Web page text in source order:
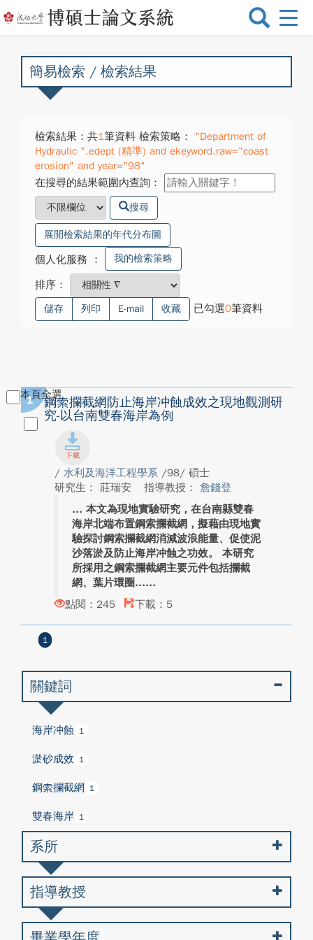
選
換
簡易檢索 / 檢索結果
檢索結果：共1筆資料 檢索策略：
"Department of
Hydraulic ".edept (精準) and ekeyword.raw="coast
erosion" and year="98"
在搜尋的結果範圍內查詢：
搜尋
展開檢索結果的年代分布圖
個人化服務 ： 我的檢索策略
排序：
儲存 列印 E-mail 收藏 已勾選0筆資料
本頁全選
1
鋼索攔截網防止海岸冲蝕成效之現地觀測研
究-以台南雙春海岸為例
/ 水利及海洋工程學系 /98/ 碩士
研究生： 莊瑞安
指導教授： 詹錢登
本文為現地實驗研究，在台南縣雙春
海岸北端布置鋼索攔截網，擬藉由現地實
驗探討鋼索攔截網消減波浪能量、促使泥
沙落淤及防止海岸冲蝕之功效。 本研究
所採用之鋼索攔截網主要元件包括攔截
網、葉片環圈...
點閱：245
下載：5
1
關鍵詞
海岸冲蝕 1
淤砂成效 1
鋼索攔截網 1
雙春海岸 1
系所
指導教授